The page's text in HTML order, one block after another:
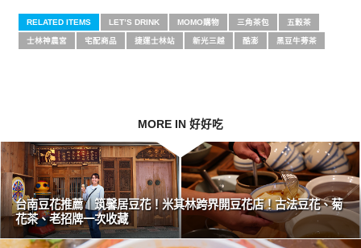
RELATED ITEMS LET’S DRINK MOMO購物 三角茶包 五穀茶
士林神農宮 宅配商品 捷運士林站 新光三越 酷澎 黑豆牛蒡茶
MORE IN 好好吃
台南豆花推薦｜筑馨居豆花！米其林跨界開豆花店！古法豆花、菊
花茶、老招牌一次收藏